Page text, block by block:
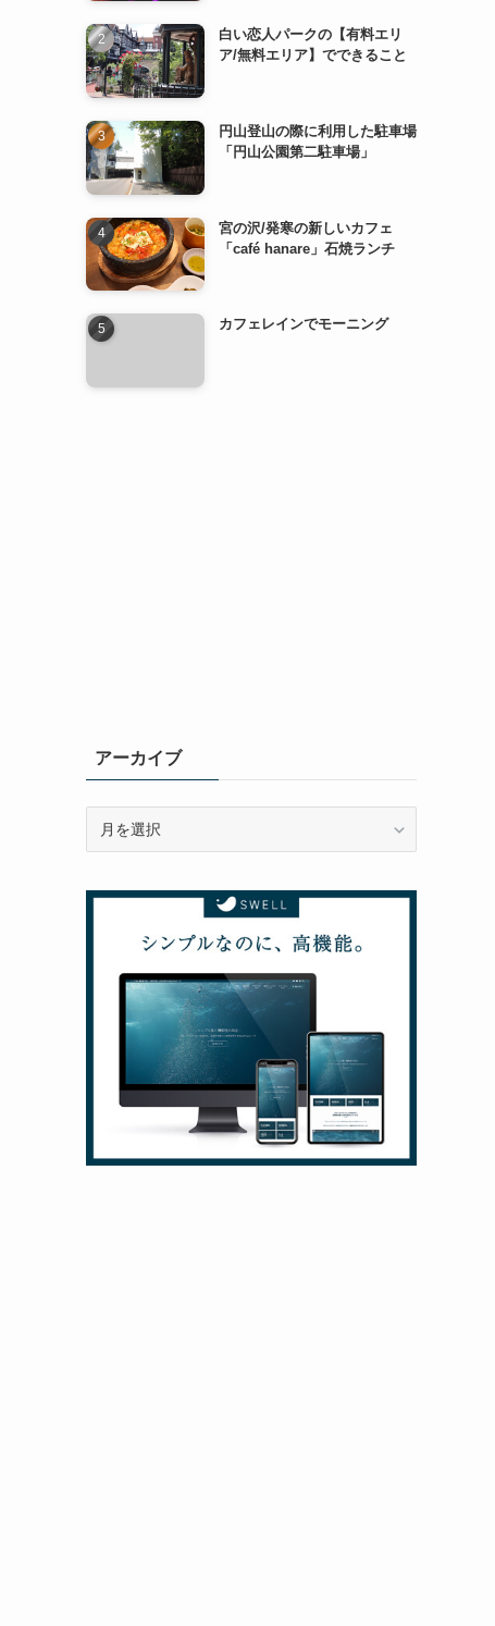
白い恋人パークの【有料エリ
ア/無料エリア】でできること
円山登山の際に利用した駐車場
「円山公園第二駐車場」
宮の沢/発寒の新しいカフェ
「café hanare」石焼ランチ
カフェレインでモーニング
アーカイブ
イ